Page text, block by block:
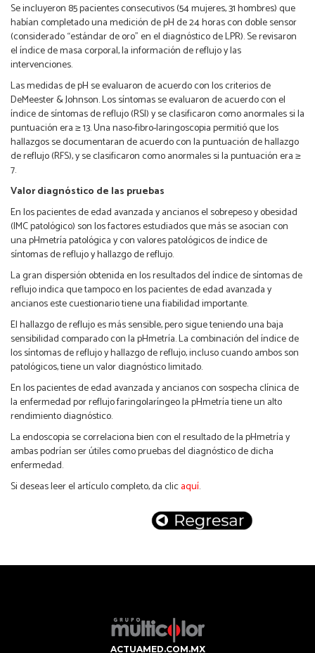
Se incluyeron 85 pacientes consecutivos (54 mujeres, 31 hombres) que
habían completado una medición de pH de 24 horas con doble sensor
(considerado “estándar de oro” en el diagnóstico de LPR). Se revisaron
el índice de masa corporal, la información de reflujo y las
intervenciones.
Las medidas de pH se evaluaron de acuerdo con los criterios de
DeMeester & Johnson. Los síntomas se evaluaron de acuerdo con el
índice de síntomas de reflujo (RSI) y se clasificaron como anormales si la
puntuación era ≥ 13. Una naso-fibro-laringoscopia permitió que los
hallazgos se documentaran de acuerdo con la puntuación de hallazgo
de reflujo (RFS), y se clasificaron como anormales si la puntuación era ≥
7.
Valor diagnóstico de las pruebas
En los pacientes de edad avanzada y ancianos el sobrepeso y obesidad
(IMC patológico) son los factores estudiados que más se asocian con
una pHmetría patológica y con valores patológicos de índice de
síntomas de reflujo y hallazgo de reflujo.
La gran dispersión obtenida en los resultados del índice de síntomas de
reflujo indica que tampoco en los pacientes de edad avanzada y
ancianos este cuestionario tiene una fiabilidad importante.
El hallazgo de reflujo es más sensible, pero sigue teniendo una baja
sensibilidad comparado con la pHmetría. La combinación del índice de
los síntomas de reflujo y hallazgo de reflujo, incluso cuando ambos son
patológicos, tiene un valor diagnóstico limitado.
En los pacientes de edad avanzada y ancianos con sospecha clínica de
la enfermedad por reflujo faringolaríngeo la pHmetría tiene un alto
rendimiento diagnóstico.
La endoscopia se correlaciona bien con el resultado de la pHmetría y
ambas podrían ser útiles como pruebas del diagnóstico de dicha
enfermedad.
Si deseas leer el artículo completo, da clicaquí.
ACTUAMED.COM.MX